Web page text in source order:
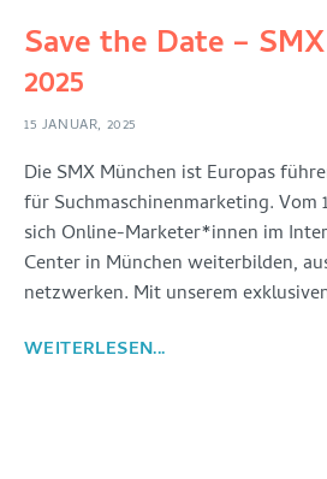
Save the Date –
2025
15 JANUAR, 2025
Die SMX München ist Europas
für Suchmaschinenmarketing. Vom
sich Online-Marketer*innen im
Center in München weiterbilden,
netzwerken. Mit unserem
WEITERLESEN...